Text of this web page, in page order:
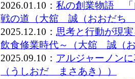
2026.01.10： 私の創業物語 「
戦の道（大舘 誠（おおだち
2025.12.10： 思考と行動が現
飲食修業時代～（大舘 誠（
2025.09.10： アルジャーノン
（うしおだ まさあき））